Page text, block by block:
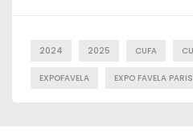
2024 2025 CUFA
EXPOFAVELA EXPO FAVELA PARIS